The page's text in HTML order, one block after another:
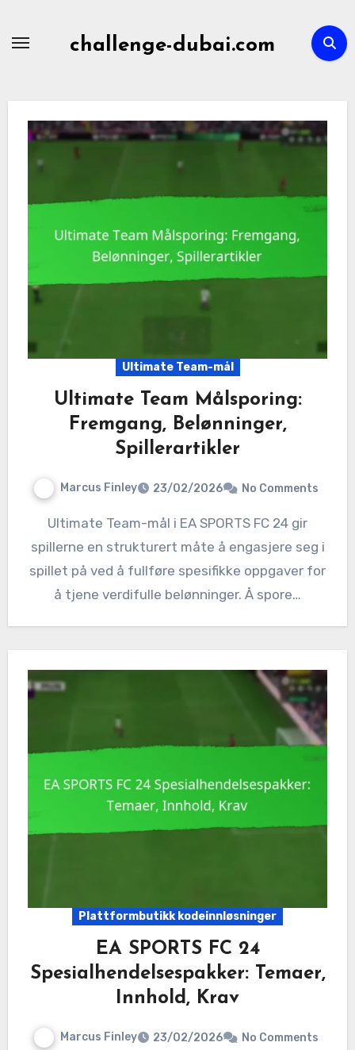
challenge-dubai.com
Ultimate Team-mål
Ultimate Team Målsporing:
Fremgang, Belønninger,
Spillerartikler
Marcus Finley 23/02/2026 No Comments
Ultimate Team-mål i EA SPORTS FC 24 gir
spillerne en strukturert måte å engasjere seg i
spillet på ved å fullføre spesifikke oppgaver for
å tjene verdifulle belønninger. Å spore…
Plattformbutikk kodeinnløsninger
EA SPORTS FC 24
Spesialhendelsespakker: Temaer,
Innhold, Krav
Marcus Finley 23/02/2026 No Comments